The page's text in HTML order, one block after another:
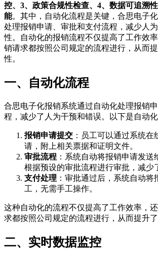
控、3、政策合规性检查、4、数据可追溯
能。其中，自动化流程是关键，合思电子
处理报销申请、审批和支付流程，减少人
性。自动化的报销流程不仅提高了工作效
销请求都按照公司规定的流程进行，从而
性。
一、自动化流程
合思电子化报销系统通过自动化处理报销
程，减少了人为干预和错误。以下是自动
报销申请提交 ：员工可以通过系统在
请，附上相关票据和证明文件。
审批流程 ：系统自动将报销申请发送
根据预设的审批流程进行审批，减少
支付处理 ：审批通过后，系统自动将
工，无需手工操作。
这种自动化的流程不仅提高了工作效率，
求都按照公司规定的流程进行，从而提升了
二、实时数据监控